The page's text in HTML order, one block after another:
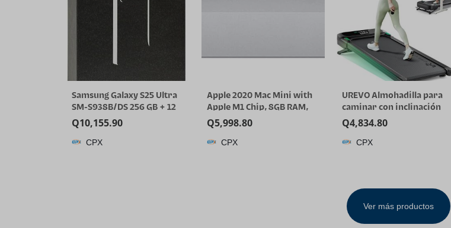
Samsung Galaxy S25 Ultra
SM-S938B/DS 256 GB + 12
GB RAM Smartphone AI,
desbloqueado de fábrica
GSM, modelo internacional
Q10,155.90
CPX
Apple 2020 Mac Mini with
Apple M1 Chip, 8GB RAM,
256GB SSD Storage – Silver
(Renewed)
Q5,998.80
CPX
UREVO Almohadilla para
caminar con inclinación
automática con aplicación
de IA, caminadora
motorizada silenciosa sin
cinta de correr de pie
Q4,834.80
CPX
Ver más productos